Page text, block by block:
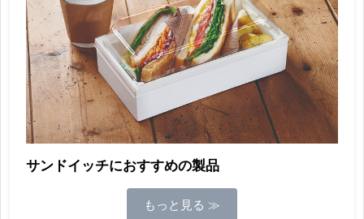
サンドイッチにおすすめの製品
もっと見る ≫